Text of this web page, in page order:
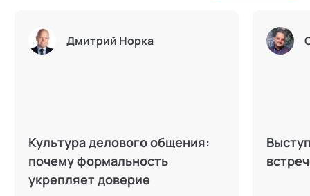
Дмитрий Норка
Культура делового общения:
почему формальность
укрепляет доверие